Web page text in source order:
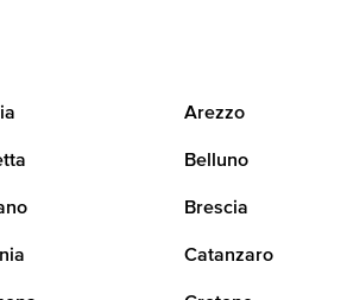
Arezzo
Belluno
Brescia
Catanzaro